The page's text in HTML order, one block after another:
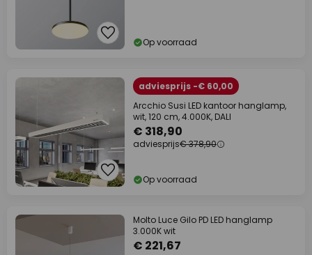
Op voorraad
adviesprijs -€ 60,00
Arcchio Susi LED kantoor hanglamp,
wit, 120 cm, 4.000K, DALI
€ 318,90
adviesprijs€ 378,90
Op voorraad
Molto Luce Gilo PD LED hanglamp
3.000K wit
€ 221,67